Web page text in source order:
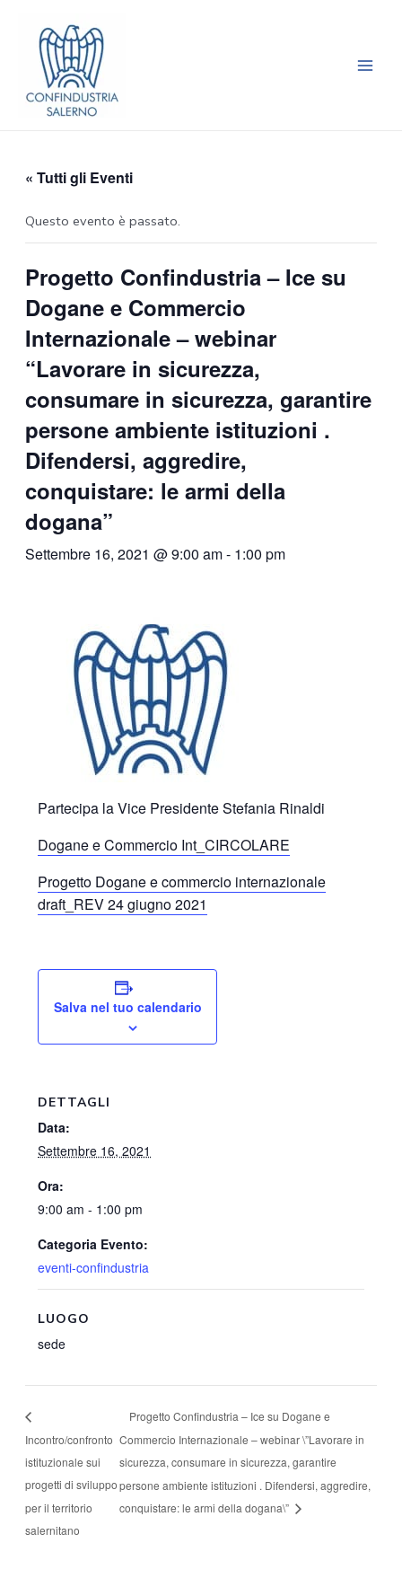
contenuto
« Tutti gli Eventi
Questo evento è passato.
Progetto Confindustria – Ice su
Dogane e Commercio
Internazionale – webinar
“Lavorare in sicurezza,
consumare in sicurezza, garantire
persone ambiente istituzioni .
Difendersi, aggredire,
conquistare: le armi della
dogana”
Settembre 16, 2021 @ 9:00 am- 1:00 pm
Partecipa la Vice Presidente Stefania Rinaldi
Dogane e Commercio Int_CIRCOLARE
Progetto Dogane e commercio internazionale
draft_REV 24 giugno 2021
Salva nel tuo calendario
DETTAGLI
Data:
Settembre 16, 2021
Ora:
9:00 am - 1:00 pm
Categoria Evento:
eventi-confindustria
LUOGO
sede
Incontro/confronto
istituzionale sui
progetti di sviluppo
per il territorio
salernitano
Progetto Confindustria – Ice su Dogane e
Commercio Internazionale – webinar \”Lavorare in
sicurezza, consumare in sicurezza, garantire
persone ambiente istituzioni . Difendersi, aggredire,
conquistare: le armi della dogana\”